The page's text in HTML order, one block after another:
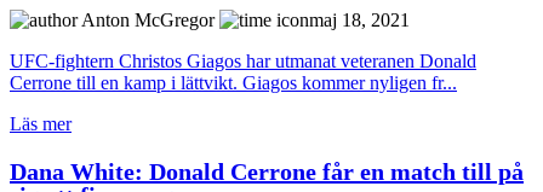
Anton McGregor
maj 18, 2021
UFC-fightern Christos Giagos har utmanat veteranen Donald
Cerrone till en kamp i lättvikt. Giagos kommer nyligen fr...
Läs mer
Dana White: Donald Cerrone får en match till på